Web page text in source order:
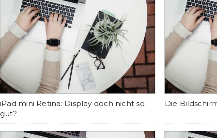
iPad mini Retina: Display doch nicht so
gut?
Die